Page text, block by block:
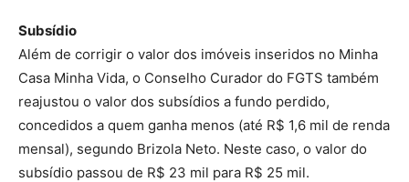
Subsídio
Além de corrigir o valor dos imóveis inseridos no Minha
Casa Minha Vida, o Conselho Curador do FGTS também
reajustou o valor dos subsídios a fundo perdido,
concedidos a quem ganha menos (até R$ 1,6 mil de renda
mensal), segundo Brizola Neto. Neste caso, o valor do
subsídio passou de R$ 23 mil para R$ 25 mil.